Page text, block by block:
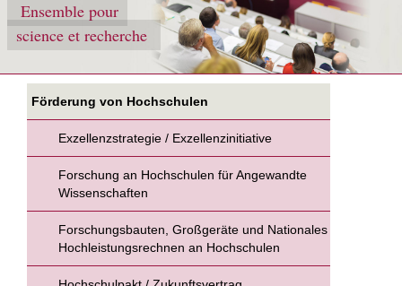
Ensemble pour
science et recherche
Förderung von Hochschulen
Exzellenzstrategie / Exzellenzinitiative
Forschung an Hochschulen für Angewandte
Wissenschaften
Forschungsbauten, Großgeräte und Nationales
Hochleistungsrechnen an Hochschulen